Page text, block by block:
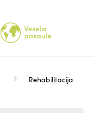
Rehabilitācija